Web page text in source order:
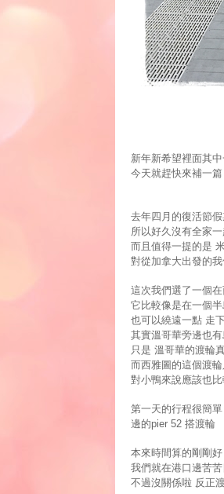
新年新希望裡面其
今天就趕快來補一篇
去年四月的復活節
所以好久沒有全家
而且值得一提的是
對從加拿大出發的
這次我們選了一個
它比較像是在一個
也可以繞遠一點 走
其實溫哥華旁邊也
只是 溫哥華的渡輪
而西雅圖的這個渡
對小鴨來說應該也
第一天的行程很簡單
邊的pier 52 搭渡輪
本來時間算的剛剛好
我們就在港口邊苦
不過沒關係啦 反正